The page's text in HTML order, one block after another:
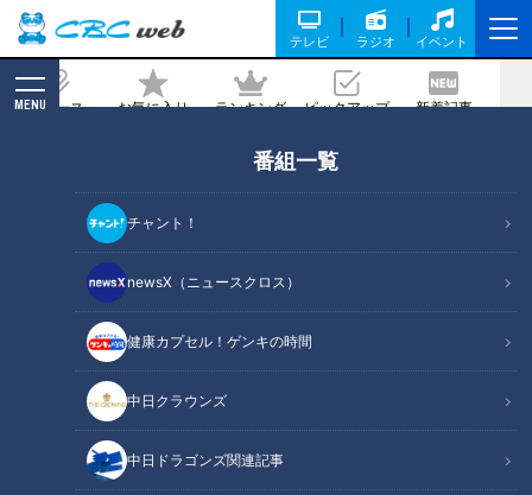
テレビ ラジオ イベント
ニュース お気に入り ランキング ピックアップ 新着記事
MENU
番組一覧
チャント！
newsX（ニュースクロス）
健康カプセル！ゲンキの時間
中日クラウンズ
中日ドラゴンズ関連記事
底紹介！3D海鮮丼＆大人版お子様ラン
チタワー＆究極の石焼きカツカレー
2023/04/06 17:20